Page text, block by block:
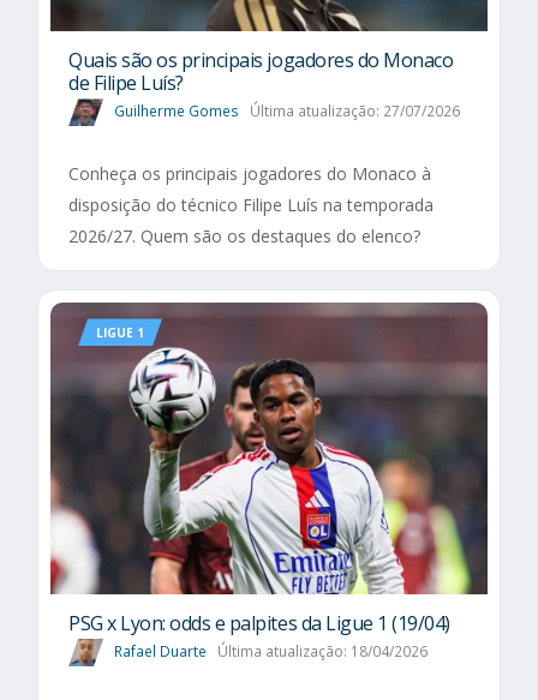
Quais são os principais jogadores do Monaco
de Filipe Luís?
Guilherme Gomes Última atualização: 27/07/2026
Conheça os principais jogadores do Monaco à
disposição do técnico Filipe Luís na temporada
2026/27. Quem são os destaques do elenco?
LIGUE 1
PSG x Lyon: odds e palpites da Ligue 1 (19/04)
Rafael Duarte Última atualização: 18/04/2026